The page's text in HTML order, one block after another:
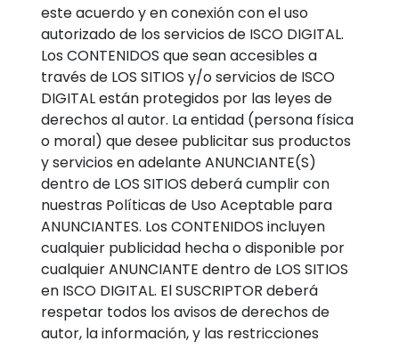
este acuerdo y en conexión con el uso
autorizado de los servicios de ISCO DIGITAL.
Los CONTENIDOS que sean accesibles a
través de LOS SITIOS y/o servicios de ISCO
DIGITAL están protegidos por las leyes de
derechos al autor. La entidad (persona física
o moral) que desee publicitar sus productos
y servicios en adelante ANUNCIANTE(S)
dentro de LOS SITIOS deberá cumplir con
nuestras Políticas de Uso Aceptable para
ANUNCIANTES. Los CONTENIDOS incluyen
cualquier publicidad hecha o disponible por
cualquier ANUNCIANTE dentro de LOS SITIOS
en ISCO DIGITAL. El SUSCRIPTOR deberá
respetar todos los avisos de derechos de
autor, la información, y las restricciones